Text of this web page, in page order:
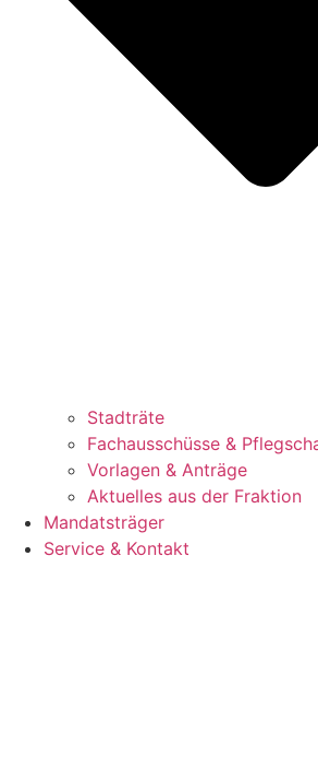
Stadträte
Fachausschüsse &
Vorlagen & Anträge
Aktuelles aus der Fraktion
Mandatsträger
Service & Kontakt